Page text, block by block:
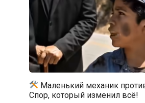
Маленький механик
Спор, который изменил всё!